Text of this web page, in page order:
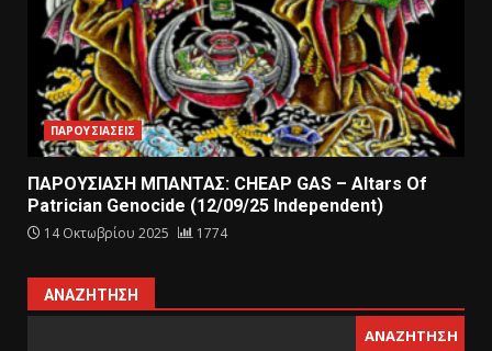
ΠΑΡΟΥΣΙΑΣΕΙΣ
ΠΑΡΟΥΣΙΑΣΗ ΜΠΑΝΤΑΣ: CHEAP GAS – Altars Of
Patrician Genocide (12/09/25 Independent)
14 Οκτωβρίου 2025 1774
ΑΝΑΖΉΤΗΣΗ
ΑΝΑΖΉΤΗΣΗ